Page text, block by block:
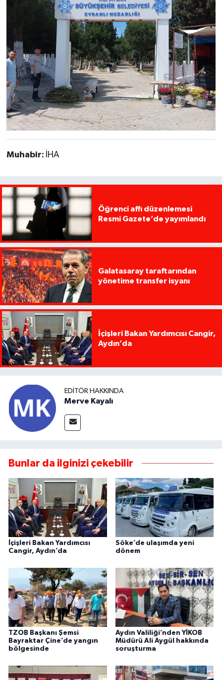
Muhabir: İHA
Öğrenci affı düzenlemesi
Resmi Gazete’de yayımlandı
Galatasaray taraftarından
yönetime transfer isyanı
İçişleri Bakan Yardımcısı Cangir,
Aydın’da
EDITÖR HAKKINDA
Merve Kayalı
Bunlar da ilginizi çekebilir
İçişleri Bakan Yardımcısı
Cangir, Aydın’da
Söke’de ulaşımda yeni
dönem
TZOB Başkanı Şemsi
Bayraktar Çine’de yangın
bölgesinde
Aydın Valiliği’nden YİKOB
Müdürü Ali Aygül hakkında
soruşturma